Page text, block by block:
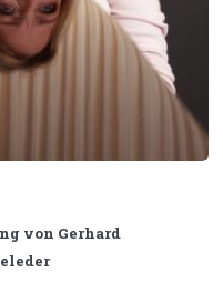
von Gerhard